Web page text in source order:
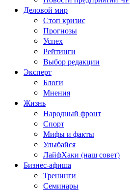
Деловой мир
Стоп кризис
Прогнозы
Успех
Рейтинги
Выбор редакции
Эксперт
Блоги
Мнения
Жизнь
Народный фронт
Спорт
Мифы и факты
Улыбайся
ЛайфХаки (наш совет)
Бизнес-афиша
Тренинги
Семинары